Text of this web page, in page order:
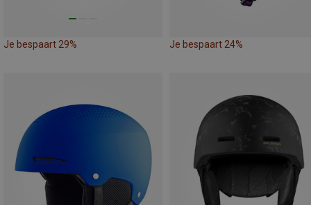
Je bespaart 29% Je bespaart 24%